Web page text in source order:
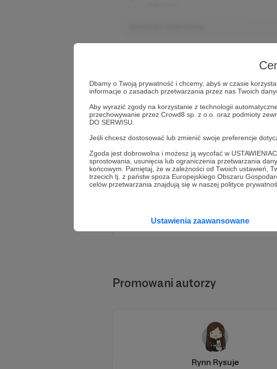
Dbamy o Twoją prywatność i chcemy, abyś w czasie
informacje o zasadach przetwarzania przez nas Twoich
Aby wyrazić zgody na korzystanie z technologii
przechowywanie przez Crowd8 sp. z o.o. oraz podmioty
DO SERWISU.
Jeśli chcesz dostosować lub zmienić swoje preferencje
Zgoda jest dobrowolna i możesz ją wycofać w
sprostowania, usunięcia lub ograniczenia przetwarzania
końcowym. Pamiętaj, że w zależności od Twoich ustawień,
trzecich tj. z państw spoza Europejskiego Obszaru
celów przetwarzania znajdują się w naszej polityce
Ustawienia zaawansowane
Wesprzyj
Promowani autorzy
Rynn Rysuje